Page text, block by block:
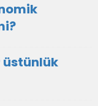
üstünlük